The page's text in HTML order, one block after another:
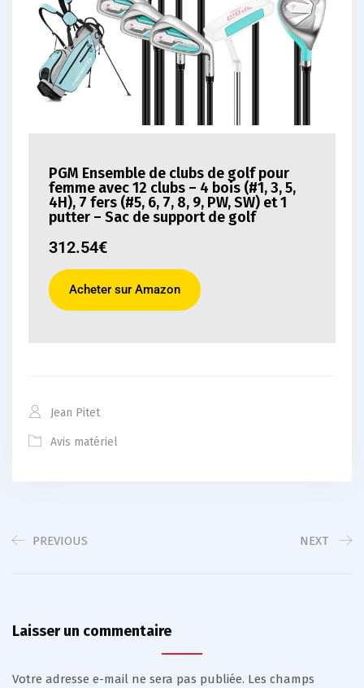
PGM Ensemble de clubs de golf pour
femme avec 12 clubs – 4 bois (#1, 3, 5,
4H), 7 fers (#5, 6, 7, 8, 9, PW, SW) et 1
putter – Sac de support de golf
312.54€
Acheter sur Amazon
Jean Pitet
Avis matériel
PREVIOUS NEXT
Laisser un commentaire
Votre adresse e-mail ne sera pas publiée. Les champs